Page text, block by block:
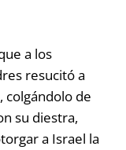
a los
resucitó a
colgándolo de
su diestra,
a Israel la